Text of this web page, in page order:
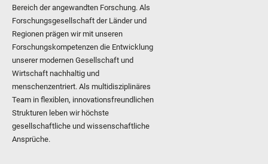
Bereich der angewandten Forschung. Als
Forschungsgesellschaft der Länder und
Regionen prägen wir mit unseren
Forschungskompetenzen die Entwicklung
unserer modernen Gesellschaft und
Wirtschaft nachhaltig und
menschenzentriert. Als multidisziplinäres
Team in flexiblen, innovationsfreundlichen
Strukturen leben wir höchste
gesellschaftliche und wissenschaftliche
Ansprüche.